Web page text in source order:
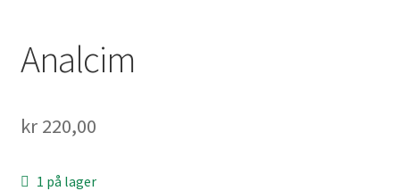
Om oss
Personvern
Til kassen
Analcim
kr220,00
1 på lager